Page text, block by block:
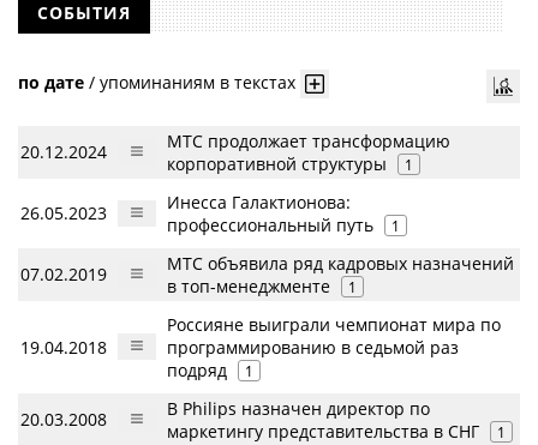
СОБЫТИЯ
по дате / упоминаниям в текстах
20.12.2024
МТС продолжает трансформацию
корпоративной структуры
1
26.05.2023
Инесса Галактионова:
профессиональный путь
1
07.02.2019
МТС объявила ряд кадровых назначений
в топ-менеджменте
1
19.04.2018
Россияне выиграли чемпионат мира по
программированию в седьмой раз
подряд
1
20.03.2008
В Philips назначен директор по
маркетингу представительства в СНГ
1